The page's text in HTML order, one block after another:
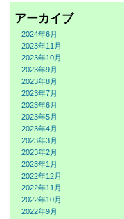
アーカイブ
2024年6月
2023年11月
2023年10月
2023年9月
2023年8月
2023年7月
2023年6月
2023年5月
2023年4月
2023年3月
2023年2月
2023年1月
2022年12月
2022年11月
2022年10月
2022年9月